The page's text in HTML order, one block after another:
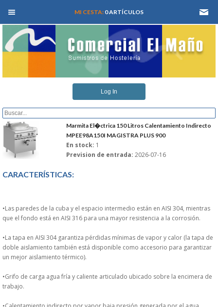
MEN� PRINCIPAL
QUIENES SOMOS
REFORMAS Y PROYECTOS
REGISTRARSE
DONDE ESTAMOS
PRODUCTOS EN OFERTAS
ALMACEN Y TRANSPORTE
MI CESTA: 0 ARTÍCULOS
Log In
Marmita El�ctrica 150 Litros Calentamiento Indirecto
MPEE98A150I MAGISTRA PLUS 900
En stock: 1
Prevision de entrada: 2026-07-16
CARACTERÍSTICAS:
•Las paredes de la cuba y el espacio intermedio están en AISI 304, mientras
que el fondo está en AISI 316 para una mayor resistencia a la corrosión.
•La tapa en AISI 304 garantiza pérdidas mínimas de vapor y calor (la tapa de
doble aislamiento también está disponible como accesorio para garantizar
un mejor aislamiento térmico).
•Grifo de carga agua fría y caliente articulado ubicado sobre la encimera de
trabajo.